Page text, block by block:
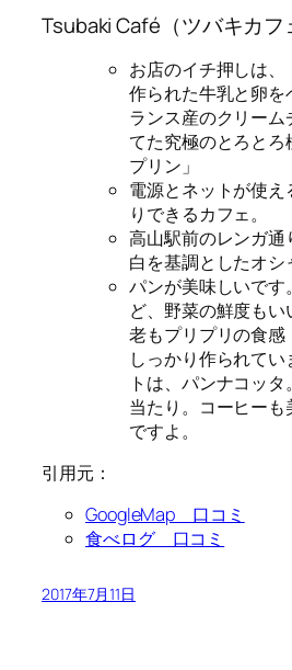
Tsubaki Café（ツバキカフ
お店のイチ押しは
作られた牛乳と卵を
ランス産のクリーム
てた究極のとろとろ
プリン」
電源とネットが使
りできるカフェ。
高山駅前のレンガ通
白を基調としたオシ
パンが美味しいです
ど、野菜の鮮度も
老もプリプリの食感
しっかり作られて
トは、パンナコッ
当たり。コーヒーも
ですよ。
引用元：
GoogleMap 口コミ
食べログ 口コミ
2017年7月11日